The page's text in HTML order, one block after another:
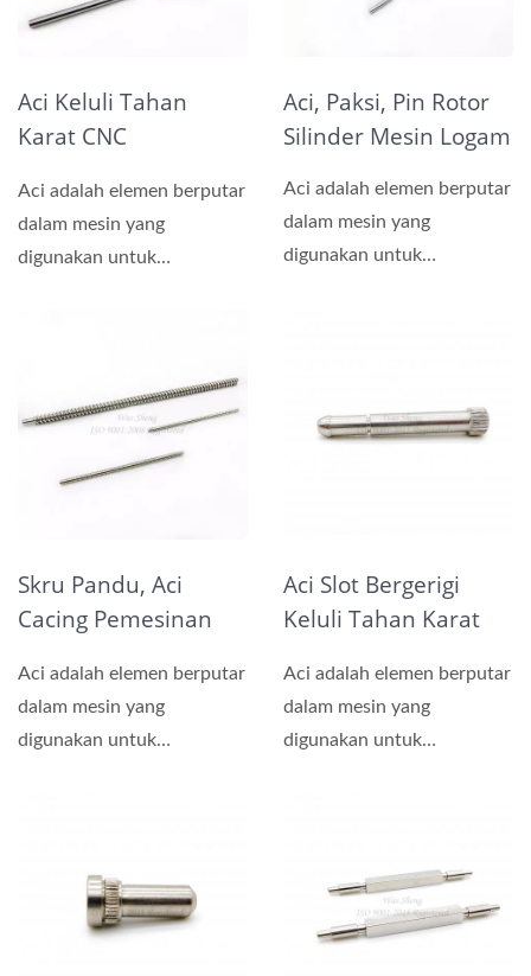
Aci Keluli Tahan
Karat CNC
Linear Aci, Aci Spline
Aci adalah elemen berputar
dalam mesin yang
digunakan untuk
Aci, Paksi, Pin Rotor
Silinder Mesin Logam
Aci adalah elemen berputar
dalam mesin yang
digunakan untuk
Skru Pandu, Aci
Cacing Pemesinan
Karat
Aci adalah elemen berputar
dalam mesin yang
digunakan untuk
Aci Slot Bergerigi
Keluli Tahan Karat
Polos
Aci adalah elemen berputar
dalam mesin yang
digunakan untuk